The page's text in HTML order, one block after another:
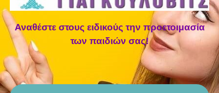
Αναθέστε στους ειδικούς την προετοιμασία
των παιδιών σας!